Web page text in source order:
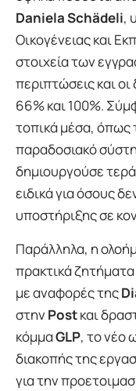
Daniela Schädeli,
Οικογένειας και
στοιχεία των
περιπτώσεις και
66% και 100%.
τοπικά μέσα, όπως
παραδοσιακό
δημιουργούσε
ειδικά για όσους
υποστήριξης σε
Παράλληλα, η
πρακτικά
με αναφορές της
στην Postκαι
κόμμαGLP, το νέο
διακοπής της
για την